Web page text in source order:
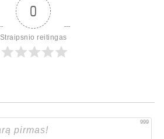
0
Straipsnio reitingas
999